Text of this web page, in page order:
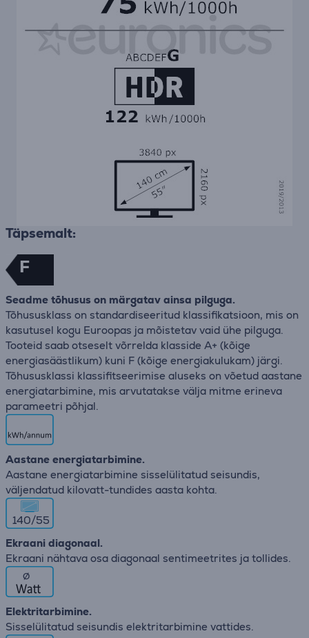
Täpsemalt:
F
Seadme tõhusus on märgatav ainsa pilguga.
Tõhususklass on standardiseeritud klassifikatsioon, mis on
kasutusel kogu Euroopas ja mõistetav vaid ühe pilguga.
Tooteid saab otseselt võrrelda klasside A+ (kõige
energiasäästlikum) kuni F (kõige energiakulukam) järgi.
Tõhususklassi klassifitseerimise aluseks on võetud aastane
energiatarbimine, mis arvutatakse välja mitme erineva
parameetri põhjal.
Aastane energiatarbimine.
Aastane energiatarbimine sisselülitatud seisundis,
väljendatud kilovatt-tundides aasta kohta.
140/55
Ekraani diagonaal.
Ekraani nähtava osa diagonaal sentimeetrites ja tollides.
∅
Elektritarbimine.
Sisselülitatud seisundis elektritarbimine vattides.